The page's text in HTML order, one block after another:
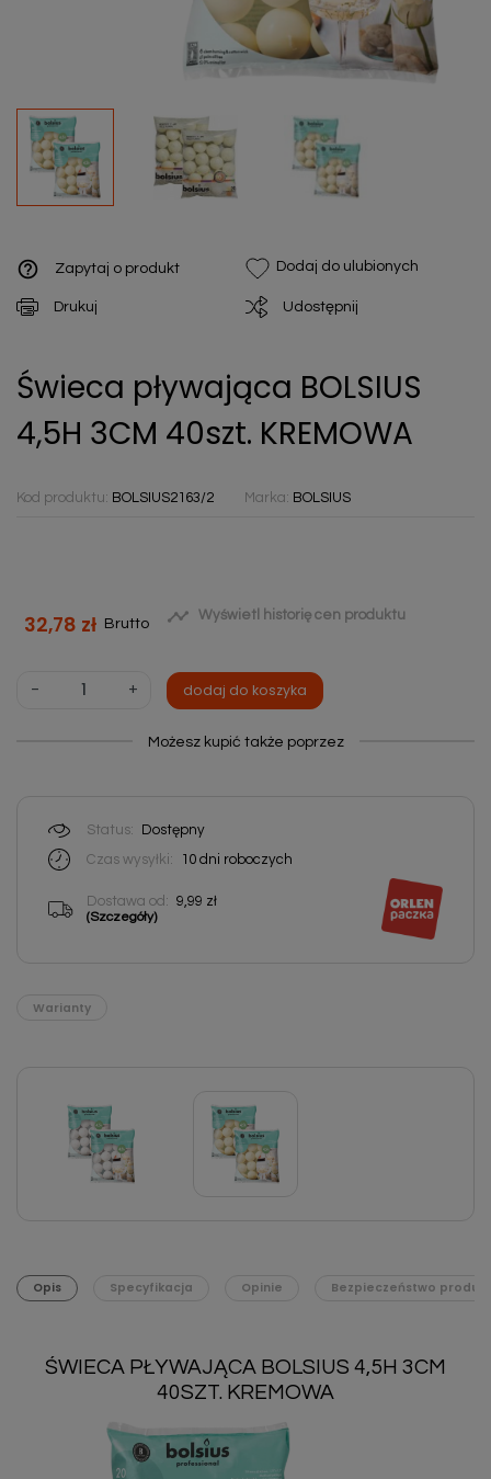
help_outline Zapytaj o produkt Dodaj do ulubionych
Drukuj Udostępnij
Świeca pływająca BOLSIUS
4,5H 3CM 40szt. KREMOWA
Kod produktu: BOLSIUS2163/2 Marka: BOLSIUS
32,78 zł Brutto  Wyświetl historię cen produktu
- + dodaj do koszyka
Możesz kupić także poprzez
Status:
Dostępny
Czas wysyłki:
10 dni roboczych
Dostawa od: 9,99 zł
(Szczegóły)
Warianty
Opis Specyfikacja Opinie Bezpieczeństwo
ŚWIECA PŁYWAJĄCA BOLSIUS 4,5H 3CM
40SZT. KREMOWA